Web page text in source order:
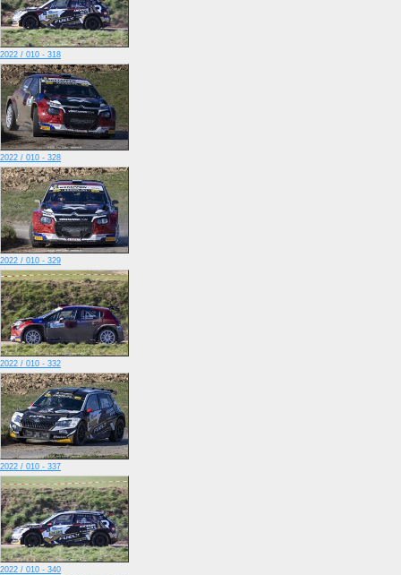
2022 / 010 - 318
2022 / 010 - 328
2022 / 010 - 329
2022 / 010 - 332
2022 / 010 - 337
2022 / 010 - 340